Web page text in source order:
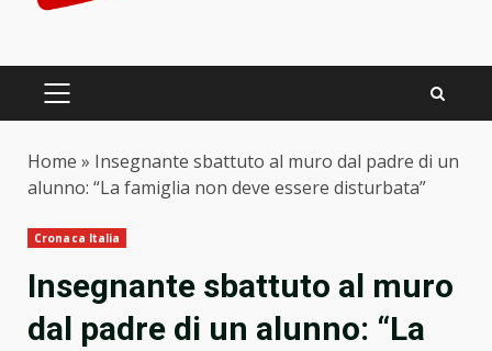
PRIMARY
Home » Insegnante sbattuto al muro dal padre di un
alunno: “La famiglia non deve essere disturbata”
Cronaca Italia
Insegnante sbattuto al muro
dal padre di un alunno: “La